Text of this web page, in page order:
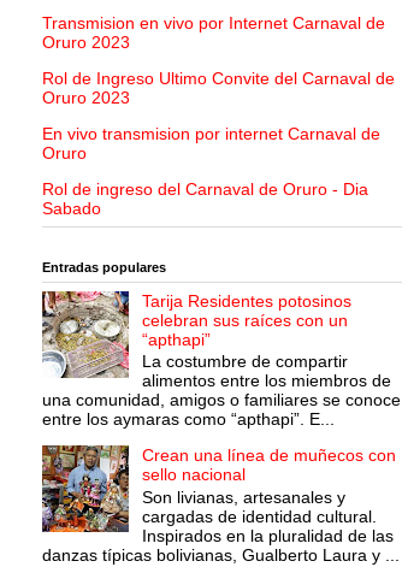
Transmision en vivo por Internet Carnaval de
Oruro 2023
Rol de Ingreso Ultimo Convite del Carnaval de
Oruro 2023
En vivo transmision por internet Carnaval de
Oruro
Rol de ingreso del Carnaval de Oruro - Dia
Sabado
Entradas populares
Tarija Residentes potosinos
celebran sus raíces con un
“apthapi”
La costumbre de compartir
alimentos entre los miembros de
una comunidad, amigos o familiares se conoce
entre los aymaras como “apthapi”. E...
Crean una línea de muñecos con
sello nacional
Son livianas, artesanales y
cargadas de identidad cultural.
Inspirados en la pluralidad de las
danzas típicas bolivianas, Gualberto Laura y ...